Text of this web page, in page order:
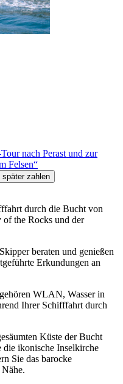
nach Perast und zur
Felsen“
zahlen
durch die Bucht von
the Rocks und der
beraten und genießen
Erkundungen an
WLAN, Wasser in
Ihrer Schifffahrt durch
Küste der Bucht
ikonische Inselkirche
Sie das barocke